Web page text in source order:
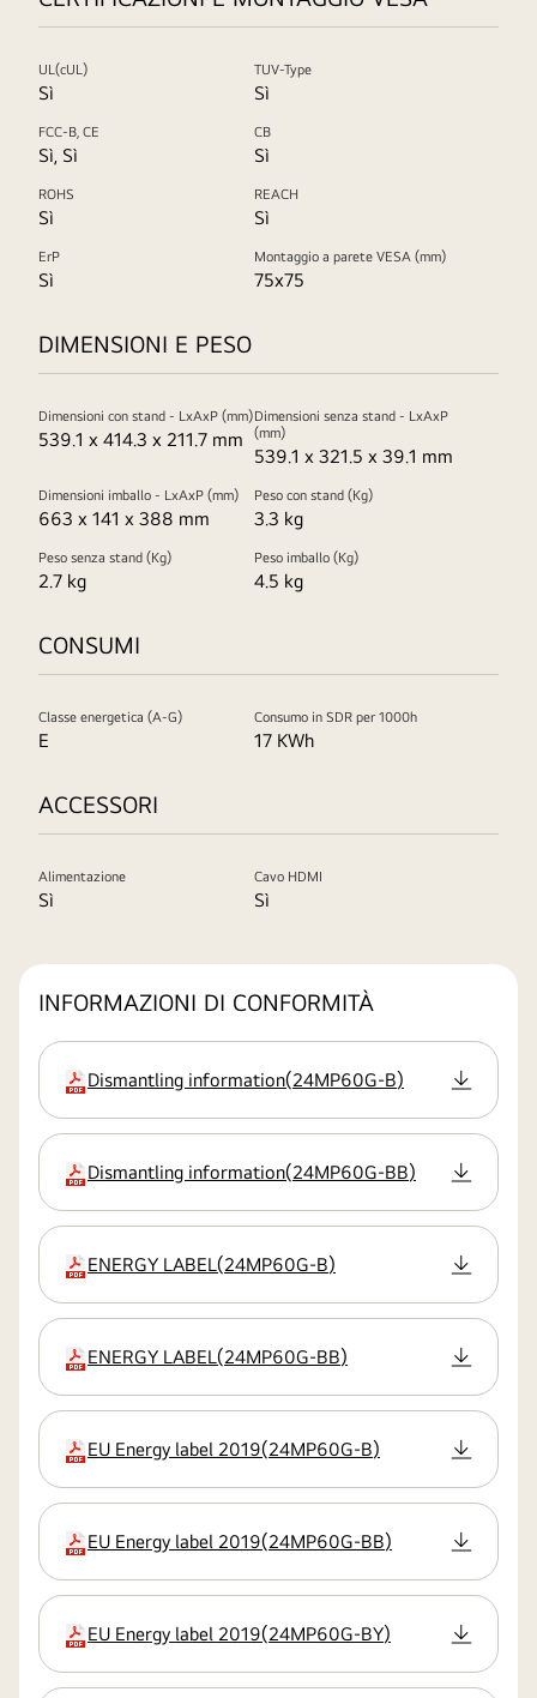
UL(cUL)
Sì
TUV-Type
Sì
FCC-B, CE
Sì, Sì
CB
Sì
ROHS
Sì
REACH
Sì
ErP
Sì
Montaggio a parete VESA (mm)
75x75
DIMENSIONI E PESO
Dimensioni con stand - LxAxP (mm)
539.1 x 414.3 x 211.7 mm
Dimensioni senza stand - LxAxP
(mm)
539.1 x 321.5 x 39.1 mm
Dimensioni imballo - LxAxP (mm)
663 x 141 x 388 mm
Peso con stand (Kg)
3.3 kg
Peso senza stand (Kg)
2.7 kg
Peso imballo (Kg)
4.5 kg
CONSUMI
Classe energetica (A-G)
E
Consumo in SDR per 1000h
17 KWh
ACCESSORI
Alimentazione
Sì
Cavo HDMI
Sì
INFORMAZIONI DI CONFORMITÀ
estensione
Dismantling information(24MP60G-B)
estensione
Dismantling information(24MP60G-BB)
estensione
ENERGY LABEL(24MP60G-B)
estensione
ENERGY LABEL(24MP60G-BB)
estensione
EU Energy label 2019(24MP60G-B)
estensione
EU Energy label 2019(24MP60G-BB)
estensione
EU Energy label 2019(24MP60G-BY)